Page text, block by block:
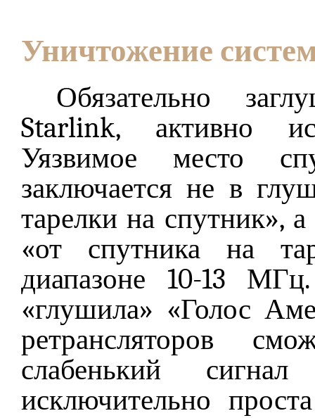
Уничтожение
Обязательно
Starlink, активно
Уязвимое место
заключается не в
тарелки на спутник»,
«от спутника на
диапазоне 10-13
«глушила» «Голос
ретрансляторов
слабенький
исключительно